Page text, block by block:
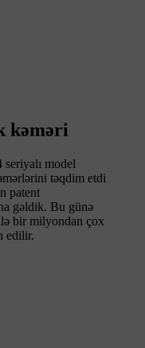
kəməri
model
təqdim etdi
patent
gəldik. Bu günə
bir milyondan çox
edilir.